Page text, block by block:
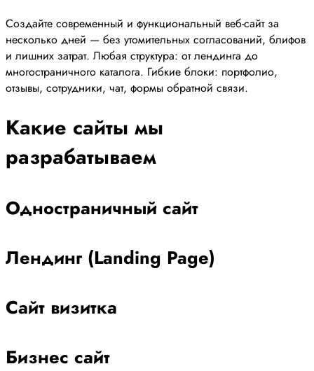
Создайте современный и функциональный веб-сайт за
несколько дней — без утомительных согласований, блифов
и лишних затрат. Любая структура: от лендинга до
многостраничного каталога. Гибкие блоки: портфолио,
отзывы, сотрудники, чат, формы обратной связи.
Какие сайты мы
разрабатываем
Одностраничный сайт
Лендинг (Landing Page)
Сайт визитка
Бизнес сайт